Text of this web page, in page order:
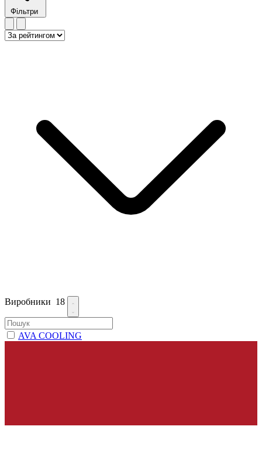
Фільтри
Виробники 18
AVA COOLING